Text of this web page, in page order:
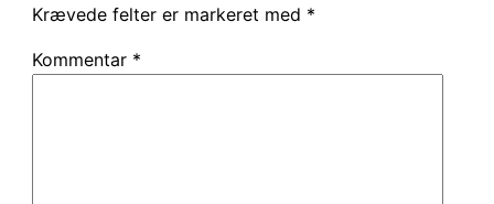
Krævede felter er markeret med *
Kommentar *